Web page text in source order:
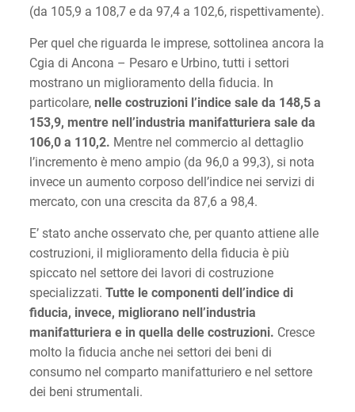
(da 105,9 a 108,7 e da 97,4 a 102,6, rispettivamente).
Per quel che riguarda le imprese, sottolinea ancora la
Cgia di Ancona – Pesaro e Urbino, tutti i settori
mostrano un miglioramento della fiducia. In
particolare, nelle costruzioni l’indice sale da 148,5 a
153,9, mentre nell’industria manifatturiera sale da
106,0 a 110,2. Mentre nel commercio al dettaglio
l’incremento è meno ampio (da 96,0 a 99,3), si nota
invece un aumento corposo dell’indice nei servizi di
mercato, con una crescita da 87,6 a 98,4.
E’ stato anche osservato che, per quanto attiene alle
costruzioni, il miglioramento della fiducia è più
spiccato nel settore dei lavori di costruzione
specializzati. Tutte le componenti dell’indice di
fiducia, invece, migliorano nell’industria
manifatturiera e in quella delle costruzioni. Cresce
molto la fiducia anche nei settori dei beni di
consumo nel comparto manifatturiero e nel settore
dei beni strumentali.